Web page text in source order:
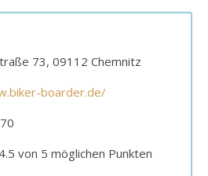
73, 09112 Chemnitz
boarder.de/
4.5 von 5 möglichen Punkten